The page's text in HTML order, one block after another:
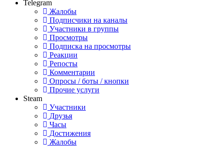
Telegram
Жалобы
Подписчики на каналы
Участники в группы
Просмотры
Подписка на просмотры
Реакции
Репосты
Комментарии
Опросы / боты / кнопки
Прочие услуги
Steam
Участники
Друзья
Часы
Достижения
Жалобы